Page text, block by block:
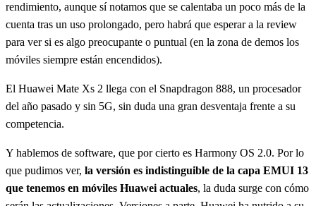
rendimiento, aunque sí notamos que se calentaba un poco más de la
cuenta tras un uso prolongado, pero habrá que esperar a la review
para ver si es algo preocupante o puntual (en la zona de demos los
móviles siempre están encendidos).
El Huawei Mate Xs 2 llega con el Snapdragon 888, un procesador
del año pasado y sin 5G, sin duda una gran desventaja frente a su
competencia.
Y hablemos de software, que por cierto es Harmony OS 2.0. Por lo
que pudimos ver, la versión es indistinguible de la capa EMUI 13
que tenemos en móviles Huawei actuales, la duda surge con cómo